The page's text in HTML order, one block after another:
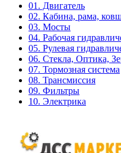
01. Двигатель
02. Кабина, рама,
03. Мосты
04. Рабочая
05. Рулевая
06. Стекла, Оптика,
07. Тормозная система
08. Трансмиссия
09. Фильтры
10. Электрика